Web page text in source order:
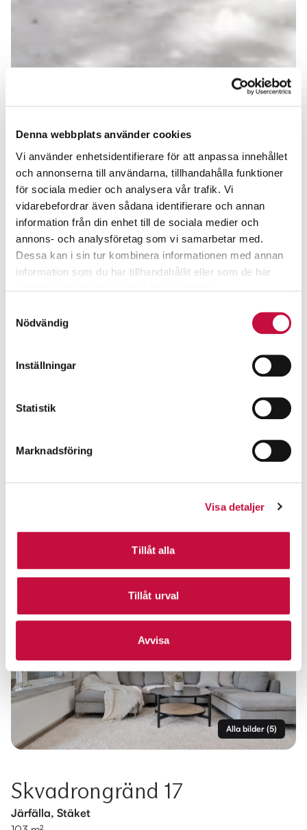
Denna webbplats använder cookies
Vi använder enhetsidentifierare för att anpassa innehållet
och annonserna till användarna, tillhandahålla funktioner
för sociala medier och analysera vår trafik. Vi
vidarebefordrar även sådana identifierare och annan
information från din enhet till de sociala medier och
annons- och analysföretag som vi samarbetar med.
Dessa kan i sin tur kombinera informationen med annan
information som du har tillhandahållit eller som de har
Nödvändig
Inställningar
Statistik
Marknadsföring
Visa detaljer
Tillåt alla
Tillåt urval
Avvisa
Alla bilder (5)
Skvadrongränd 17
Järfälla, Stäket